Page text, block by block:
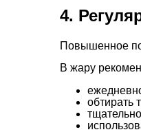
4.
Повышенное
В жару
обтирать